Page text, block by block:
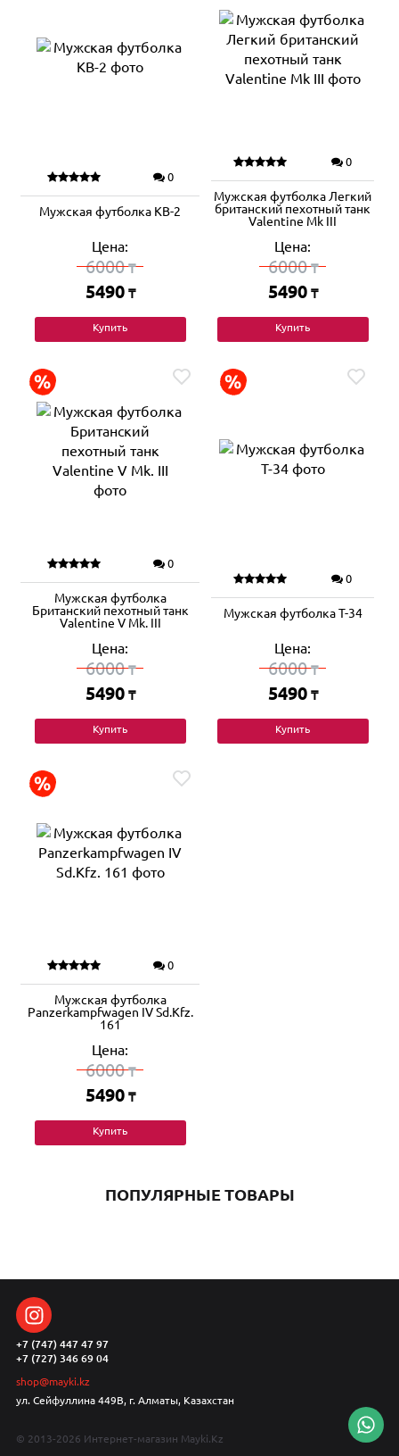
0
Мужская футболка КВ-2
Цена:
6000₸
5490 ₸
Купить
0
Мужская футболка Легкий
британский пехотный танк
Valentine Mk III
Цена:
6000₸
5490 ₸
Купить
0
Мужская футболка
Британский пехотный танк
Valentine V Mk. III
Цена:
6000₸
5490 ₸
Купить
0
Мужская футболка Т-34
Цена:
6000₸
5490 ₸
Купить
0
Мужская футболка
Panzerkampfwagen IV Sd.Kfz.
161
Цена:
6000₸
5490 ₸
Купить
ПОПУЛЯРНЫЕ ТОВАРЫ
+7 (747) 447 47 97
+7 (727) 346 69 04
shop@mayki.kz
ул. Сейфуллина 449В, г. Алматы, Казахстан
© 2013-2026 Интернет-магазин Mayki.Kz